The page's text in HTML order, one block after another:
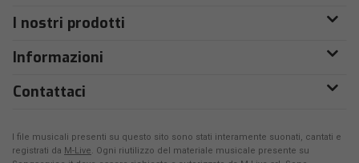
I nostri prodotti
Informazioni
Contattaci
I file musicali presenti su questo sito sono stati interamente suonati, cantati e
registrati da M-Live. Ogni riutilizzo del materiale musicale presente su